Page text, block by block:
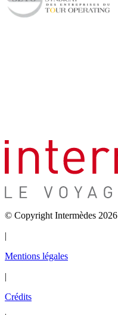
© Copyright Intermèdes 2026
|
Mentions légales
|
Crédits